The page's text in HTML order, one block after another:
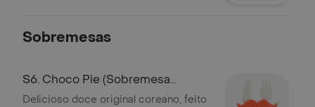
Sobremesas
S6. Choco Pie (Sobremesa
Coreana)
Delicioso doce original coreano, feito